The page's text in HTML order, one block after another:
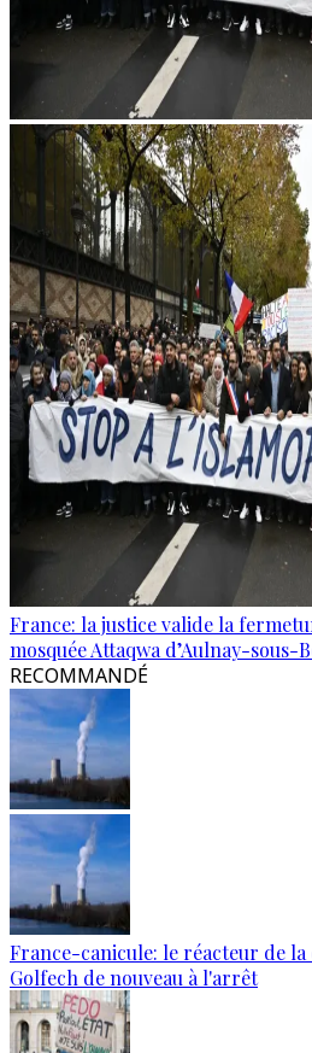
France: la justice valide la
mosquée Attaqwa d’Aulnay-sous-
RECOMMANDÉ
France-canicule: le réacteur de
Golfech de nouveau à l'arrêt